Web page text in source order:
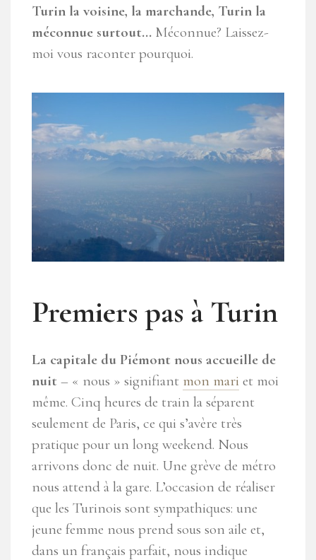
Turin la voisine, la marchande, Turin la
méconnue surtout… Méconnue? Laissez-
moi vous raconter pourquoi.
Premiers pas à Turin
La capitale du Piémont nous accueille de
nuit – « nous » signifiant mon mari et moi
même. Cinq heures de train la séparent
seulement de Paris, ce qui s’avère très
pratique pour un long weekend. Nous
arrivons donc de nuit. Une grève de métro
nous attend à la gare. L’occasion de réaliser
que les Turinois sont sympathiques: une
jeune femme nous prend sous son aile et,
dans un français parfait, nous indique